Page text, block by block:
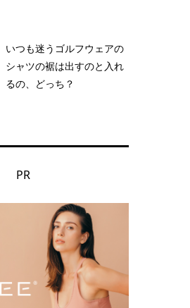
いつも迷うゴルフウェアの
シャツの裾は出すのと入れ
るの、どっち？
PR